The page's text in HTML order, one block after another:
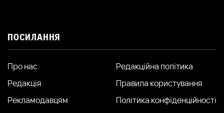
ПОСИЛАННЯ
Про нас
Редакція
Рекламодавцям
Редакційна політика
Правила користування
Політика конфіденційності